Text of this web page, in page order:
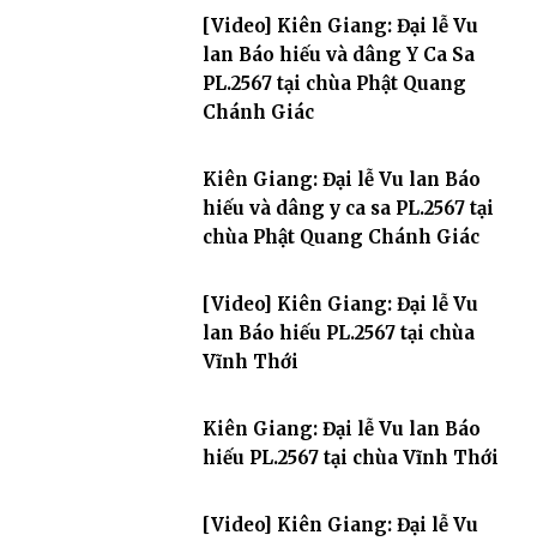
[Video] Kiên Giang: Đại lễ Vu
lan Báo hiếu và dâng Y Ca Sa
PL.2567 tại chùa Phật Quang
Chánh Giác
Kiên Giang: Đại lễ Vu lan Báo
hiếu và dâng y ca sa PL.2567 tại
chùa Phật Quang Chánh Giác
[Video] Kiên Giang: Đại lễ Vu
lan Báo hiếu PL.2567 tại chùa
Vĩnh Thới
Kiên Giang: Đại lễ Vu lan Báo
hiếu PL.2567 tại chùa Vĩnh Thới
[Video] Kiên Giang: Đại lễ Vu